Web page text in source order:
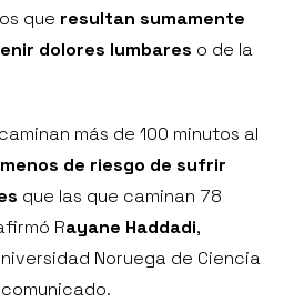
que resultan sumamente
dolores lumbares o de la
más de 100 minutos al
de riesgo de sufrir
que las que caminan 78
Rayane Haddadi,
Noruega de Ciencia